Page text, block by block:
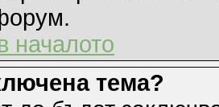
началото
тема?